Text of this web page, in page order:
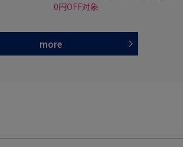
0円OFF対象
more